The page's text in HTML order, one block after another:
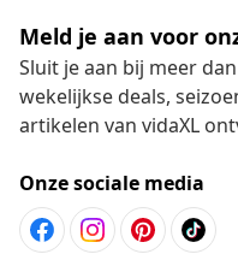
Meld je aan voor
Sluit je aan bij meer
wekelijkse deals,
artikelen van vidaXL
Onze sociale media